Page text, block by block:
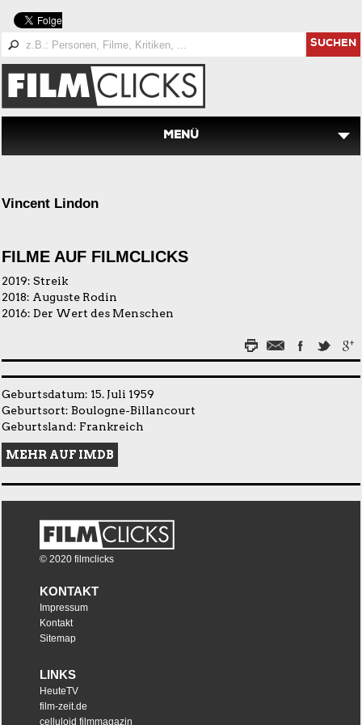
SUCHEN
MENÜ
Vincent Lindon
FILME AUF FILMCLICKS
2019: Streik
2018: Auguste Rodin
2016: Der Wert des Menschen
Geburtsdatum: 15. Juli 1959
Geburtsort: Boulogne-Billancourt
Geburtsland: Frankreich
MEHR AUF IMDB
© 2020 filmclicks
KONTAKT
Impressum
Kontakt
Sitemap
LINKS
HeuteTV
film-zeit.de
celluloid filmmagazin